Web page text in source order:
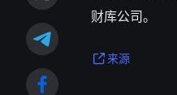
财库公司。
来源